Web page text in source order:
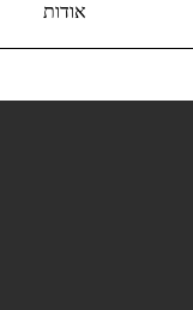
אודות